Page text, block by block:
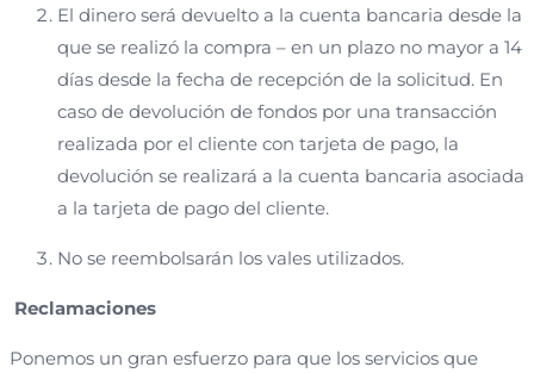
El dinero será devuelto a la cuenta bancaria desde la
que se realizó la compra – en un plazo no mayor a 14
días desde la fecha de recepción de la solicitud. En
caso de devolución de fondos por una transacción
realizada por el cliente con tarjeta de pago, la
devolución se realizará a la cuenta bancaria asociada
a la tarjeta de pago del cliente.
No se reembolsarán los vales utilizados.
Reclamaciones
Ponemos un gran esfuerzo para que los servicios que